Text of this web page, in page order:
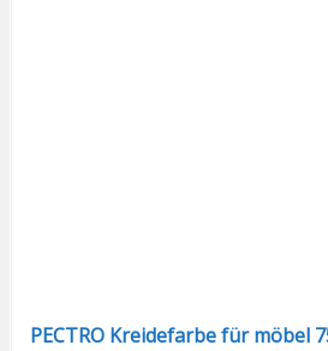
PECTRO Kreidefarbe für möbel